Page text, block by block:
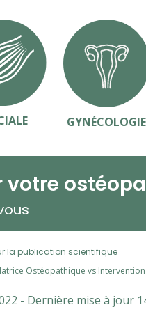
GYNÉCOLOGIE
votre
la publication scientifique
Ostéopathique vs
- Dernière mise à jour